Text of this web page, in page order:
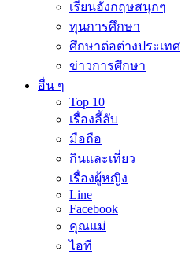
เรียนอังกฤษสนุกๆ
ทุนการศึกษา
ศึกษาต่อต่างประเทศ
ข่าวการศึกษา
อื่น ๆ
Top 10
เรื่องลี้ลับ
มือถือ
กินและเที่ยว
เรื่องผู้หญิง
Line
Facebook
คุณแม่
ไอที